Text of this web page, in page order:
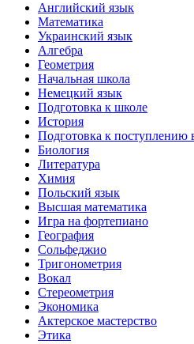
Английский язык
Математика
Украинский язык
Алгебра
Геометрия
Начальная школа
Немецкий язык
Подготовка к школе
История
Подготовка к поступлению
Биология
Литература
Химия
Польский язык
Высшая математика
Игра на фортепиано
География
Сольфеджио
Тригонометрия
Вокал
Стереометрия
Экономика
Актерское мастерство
Этика